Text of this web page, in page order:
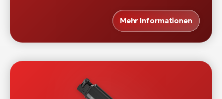
Mehr Informationen